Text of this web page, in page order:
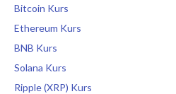
Bitcoin Kurs
Ethereum Kurs
BNB Kurs
Solana Kurs
Ripple (XRP) Kurs